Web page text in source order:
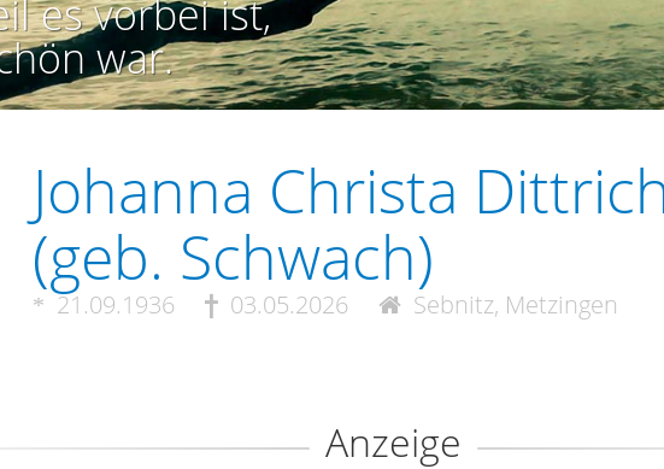
es vorbei ist,
war.
Johanna Christa
(geb. Schwach)
21.09.1936 03.05.2026 Sebnitz, Metzingen
Anzeige